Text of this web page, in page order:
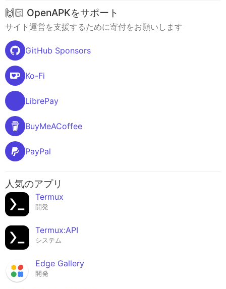
🙌🏻 OpenAPKをサポート
サイト運営を支援するために寄付をお願いします
GitHub Sponsors
Ko-Fi
LibrePay
BuyMeACoffee
PayPal
人気のアプリ
Termux
開発
Termux:API
システム
Edge Gallery
開発